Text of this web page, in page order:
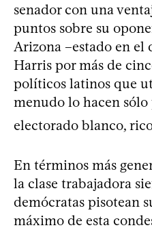
senador con una
puntos sobre su
Arizona –estado en el
Harris por más de
políticos latinos que
menudo lo hacen
electorado blanco,
En términos más
la clase trabajadora
demócratas pisotean
máximo de esta